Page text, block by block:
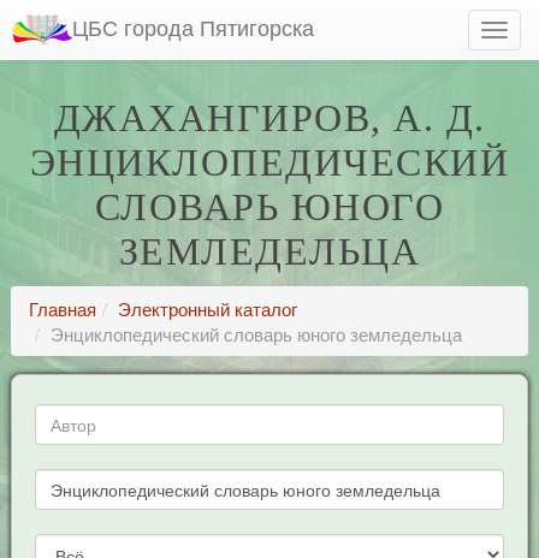
ЦБС города Пятигорска
ДЖАХАНГИРОВ, А. Д.
ЭНЦИКЛОПЕДИЧЕСКИЙ
СЛОВАРЬ ЮНОГО
ЗЕМЛЕДЕЛЬЦА
Главная
Электронный каталог
Энциклопедический словарь юного земледельца